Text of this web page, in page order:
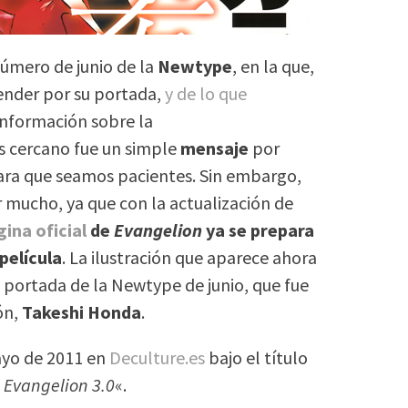
de junio de la Newtype, en la que,
por su portada,y de lo que
sobre la
cercano fue un simple mensaje por
que seamos pacientes. Sin embargo,
ya que con la actualización de
oficial deEvangelionya se prepara
. La ilustración que aparece ahora
de la Newtype de junio, que fue
Takeshi Honda.
de 2011 en Deculture.es bajo el título
3.0«.